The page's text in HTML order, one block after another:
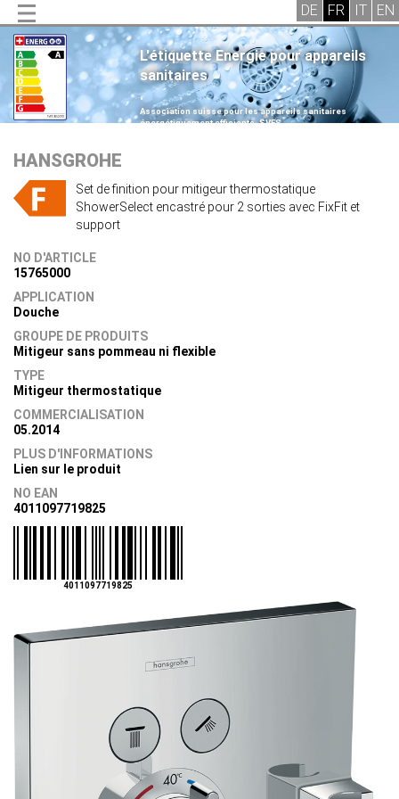
L'étiquette Energie pour appareils
sanitaires
.
Association suisse pour les appareils sanitaires
énergétiquement efficients, SVES
HANSGROHE
Set de finition pour mitigeur thermostatique
ShowerSelect encastré pour 2 sorties avec FixFit et
support
NO D'ARTICLE
15765000
APPLICATION
Douche
GROUPE DE PRODUITS
Mitigeur sans pommeau ni flexible
TYPE
Mitigeur thermostatique
COMMERCIALISATION
05.2014
PLUS D'INFORMATIONS
Lien sur le produit
NO EAN
4011097719825
4011097719825